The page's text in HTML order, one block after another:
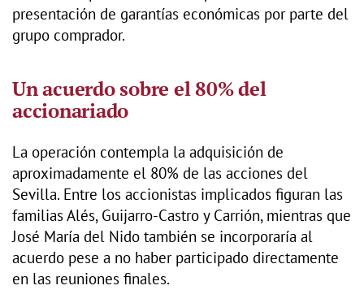
presentación de garantías económicas por parte del
grupo comprador.
Un acuerdo sobre el 80% del
accionariado
La operación contempla la adquisición de
aproximadamente el 80% de las acciones del
Sevilla. Entre los accionistas implicados figuran las
familias Alés, Guijarro-Castro y Carrión, mientras que
José María del Nido también se incorporaría al
acuerdo pese a no haber participado directamente
en las reuniones finales.